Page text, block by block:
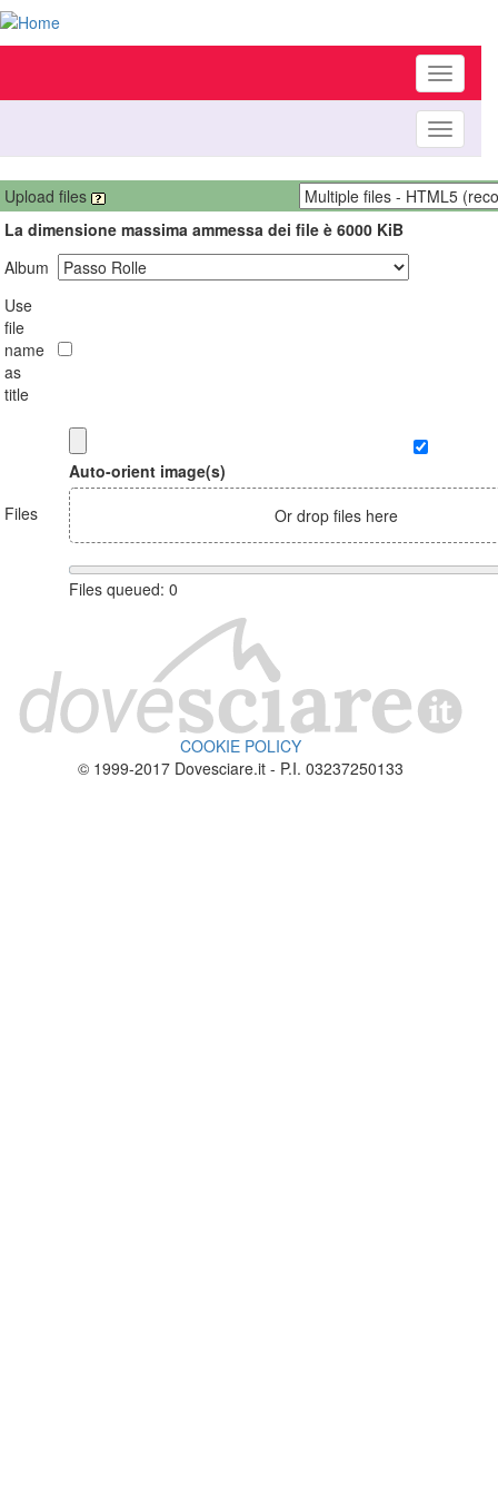
Toggle
Toggle
Upload files
La dimensione massima ammessa dei file è 6000 KiB
Album
Use
file
name
as
title
Files
Auto-orient image(s)
Or drop files here
Files queued: 0
COOKIE POLICY
© 1999-2017 Dovesciare.it - P.I. 03237250133